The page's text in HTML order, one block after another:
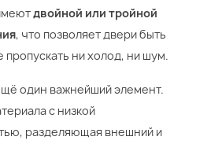
двойной или тройной
, что позволяет двери быть
пропускать ни холод, ни шум.
один важнейший элемент.
с низкой
разделяющая внешний и